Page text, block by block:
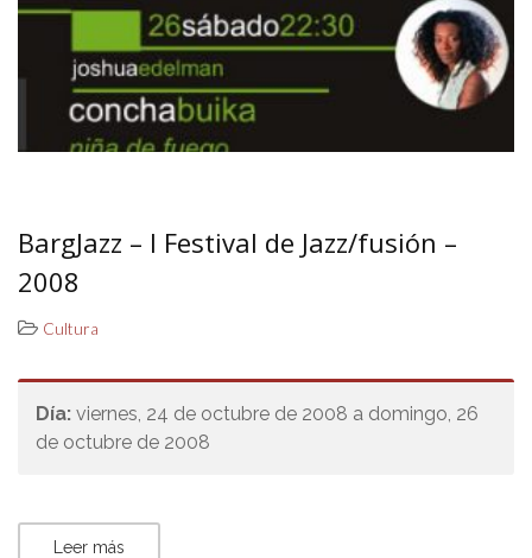
BargJazz – I Festival de Jazz/fusión –
2008
Cultura
Día: viernes, 24 de octubre de 2008 a domingo, 26
de octubre de 2008
Leer más